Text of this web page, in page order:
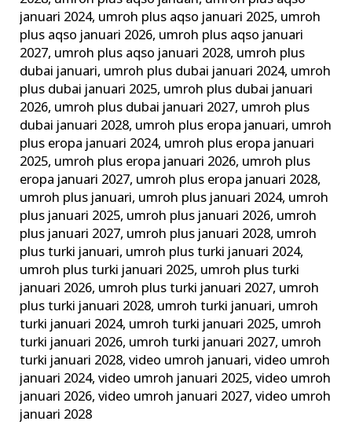
januari 2024, umroh plus aqso januari 2025, umroh
plus aqso januari 2026, umroh plus aqso januari
2027, umroh plus aqso januari 2028, umroh plus
dubai januari, umroh plus dubai januari 2024, umroh
plus dubai januari 2025, umroh plus dubai januari
2026, umroh plus dubai januari 2027, umroh plus
dubai januari 2028, umroh plus eropa januari, umroh
plus eropa januari 2024, umroh plus eropa januari
2025, umroh plus eropa januari 2026, umroh plus
eropa januari 2027, umroh plus eropa januari 2028,
umroh plus januari, umroh plus januari 2024, umroh
plus januari 2025, umroh plus januari 2026, umroh
plus januari 2027, umroh plus januari 2028, umroh
plus turki januari, umroh plus turki januari 2024,
umroh plus turki januari 2025, umroh plus turki
januari 2026, umroh plus turki januari 2027, umroh
plus turki januari 2028, umroh turki januari, umroh
turki januari 2024, umroh turki januari 2025, umroh
turki januari 2026, umroh turki januari 2027, umroh
turki januari 2028,video umroh januari,video umroh
januari 2024,video umroh januari 2025,video umroh
januari 2026,video umroh januari 2027,video umroh
januari 2028